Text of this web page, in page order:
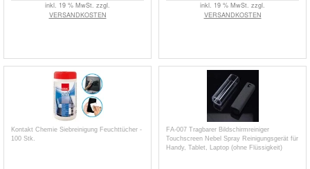
inkl. 19 % MwSt. zzgl.
VERSANDKOSTEN
inkl. 19 % MwSt. zzgl.
VERSANDKOSTEN
Kontakt Chemie Siebreinigung Feuchttücher -
100 Stk.
FA-007 Tragbarer Bildschirmreiniger
Touchscreen Nebel Spray Reinigungsgerät für
Handy, Tablet, Laptop (ohne Flüssigkeit)